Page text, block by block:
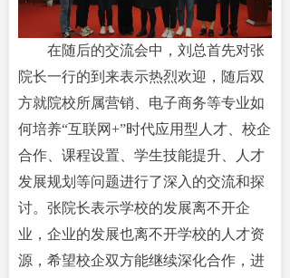
在随后的交流会中，刘 总首先对张
院长一行的到来表示热烈欢迎，随后双
方就院校所属营销、电子商务等专业如
何培养“互联网+”时代应用型人才、校企
合作、课程设置、 学生技能提升、
人才
发展规划等问题进行了深入的交流和探
讨。张院长表示学校的发展离不开企
业，企业的发展也离不开学校的人才资
源，希望校企双方能继续深化合作，进